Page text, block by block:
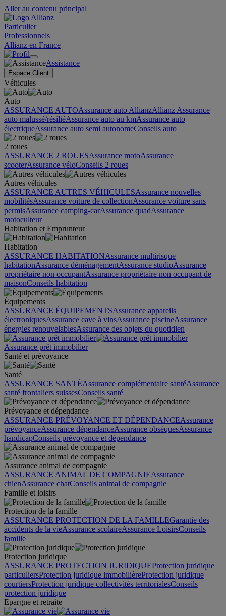
Aller au contenu principal
Particulier
Professionnels
Allianz en France
Assistance
Espace Client
Véhicules
Auto
ASSURANCE AUTOAssurance auto AllianzAllianz Assurance
auto malussé/résiliéAssurance auto au kmAssurance auto
électriqueAssurance auto semi autonomeConseils auto
2 roues
ASSURANCE 2 ROUESAssurance motoAssurance
scooterAssurance véloConseils 2 roues
Autres véhicules
ASSURANCE AUTRES VÉHICULESAssurance nouvelles
mobilitésAssurance voiture de collectionAssurance voiture sans
permisAssurance camping-carAssurance quadAssurance
motoculteur
Habitation et Emprunteur
Habitation
ASSURANCE HABITATIONAssurance multirisque
habitationAssurance déménagementAssurance studioAssurance
propriétaire non occupantAssurance propriétaire non occupant de
maisonConseils habitation
Équipements
ASSURANCE ÉQUIPEMENTSAssurance appareils
électroniquesAssurance cave à vinsAssurance piscineAssurance
énergies renouvelablesAssurance des objets du quotidien
Assurance prêt immobilier
Santé et prévoyance
Santé
ASSURANCE SANTÉAssurance complémentaire santéAssurance
santé frontaliers suissesConseils santé
Prévoyance et dépendance
ASSURANCE PRÉVOYANCE ET DÉPENDANCEAssurance
prévoyanceAssurance dépendanceAssurance obsèquesAssurance
handicapConseils prévoyance et dépendance
Assurance animal de compagnie
ASSURANCE ANIMAL DE COMPAGNIEAssurance
chienAssurance chatConseils animal de compagnie
Famille et loisirs
Protection de la famille
ASSURANCE PROTECTION DE LA FAMILLEGarantie des
accidents de la vieAssurance scolaireAssurance LoisirsConseils
famille
Protection juridique
ASSURANCE PROTECTION JURIDIQUEProtection juridique
particuliersProtection juridique immobilièreProtection juridique
courtiersProtection juridique collectivités territorialesConseils
protection juridique
Epargne et retraite